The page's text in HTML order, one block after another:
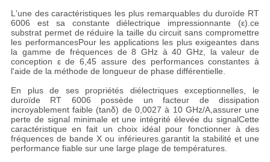
L'une des caractéristiques les plus remarquables du duroïde RT
6006 est sa constante diélectrique impressionnante (ε).ce
substrat permet de réduire la taille du circuit sans compromettre
les performancesPour les applications les plus exigeantes dans
la gamme de fréquences de 8 GHz à 40 GHz, la valeur de
conception ε de 6,45 assure des performances constantes à
l'aide de la méthode de longueur de phase différentielle.
En plus de ses propriétés diélectriques exceptionnelles, le
duroïde RT 6006 possède un facteur de dissipation
incroyablement faible (tanδ) de 0,0027 à 10 GHz/A,assurer une
perte de signal minimale et une intégrité élevée du signalCette
caractéristique en fait un choix idéal pour fonctionner à des
fréquences de bande X ou inférieures.garantit la stabilité et une
performance fiable sur une large plage de températures.